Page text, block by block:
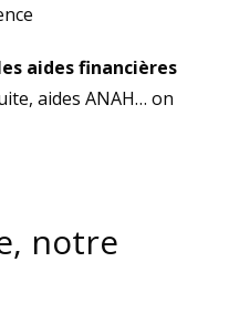
aides financières
aides ANAH… on
notre